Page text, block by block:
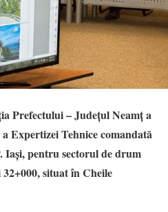
Prefectului – Județul Neamț a
Expertizei Tehnice comandată
pentru sectorul de drum
situat în Cheile